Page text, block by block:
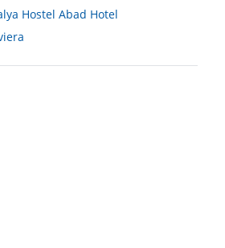
Hostel Abad Hotel